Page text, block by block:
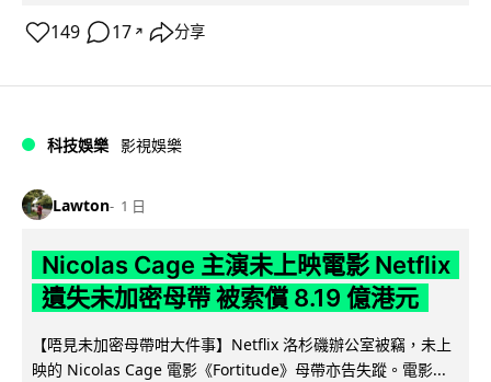
149 17 ↗ 分享
科技娛樂 影視娛樂
Lawton 1 日
Nicolas Cage 主演未上映電影 Netflix
遺失未加密母帶 被索償 8.19 億港元
【唔見未加密母帶咁大件事】Netflix 洛杉磯辦公室被竊，未上
映的 Nicolas Cage 電影《Fortitude》母帶亦告失蹤。電影...